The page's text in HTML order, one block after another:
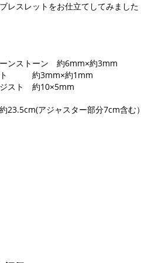
レスレットをお仕立てしてみました
ンストーン 約6mm×約3mm
ト 約3mm×約1mm
ジスト 約10×5mm
アジャスター部分7cm含む）